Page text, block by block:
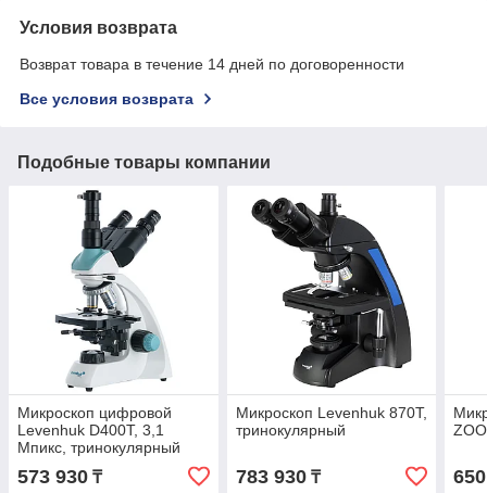
Условия возврата
Возврат товара в течение 14 дней по договоренности
Все условия возврата
Подобные товары компании
Микроскоп цифровой
Levenhuk D400T, 3,1
Мпикс, тринокулярный
573 930 ₸
Микроскоп Levenhuk 870T,
тринокулярный
783 930₸